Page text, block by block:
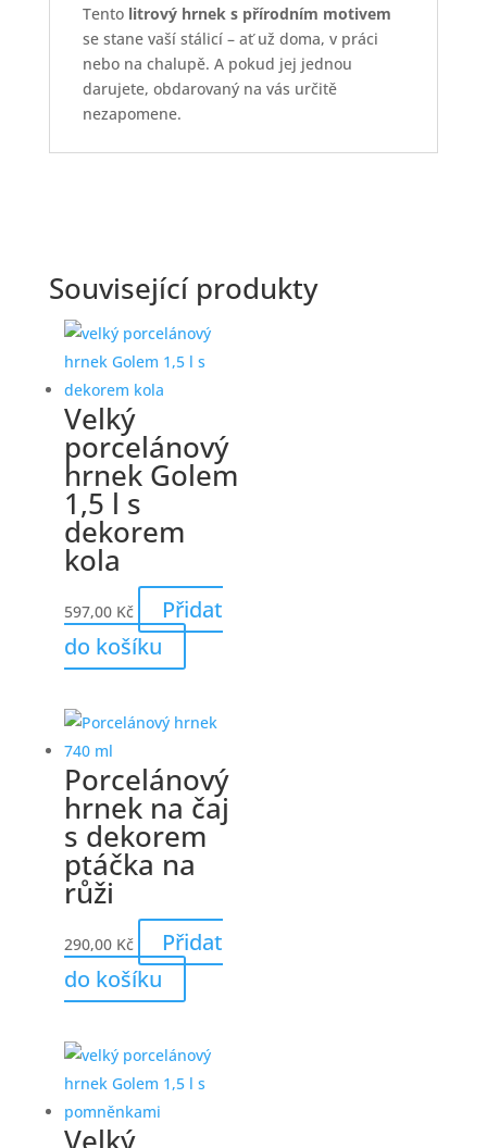
Tento litrový hrnek s přírodním motivem
se stane vaší stálicí – ať už doma, v práci
nebo na chalupě. A pokud jej jednou
darujete, obdarovaný na vás určitě
nezapomene.
Související produkty
Velký
porcelánový
hrnek Golem
1,5 l s
dekorem
kola
597,00 Kč
Přidat
do košíku
Porcelánový
hrnek na čaj
s dekorem
ptáčka na
růži
290,00 Kč
Přidat
do košíku
Velký